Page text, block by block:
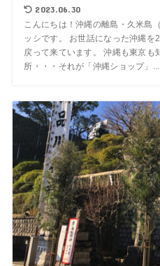
2023.06.30
こんにちは！沖縄の離島・久米島
ッシです。 お世話になった沖縄
戻って来ています。 沖縄も東京も
所・・・それが「沖縄ショップ」...